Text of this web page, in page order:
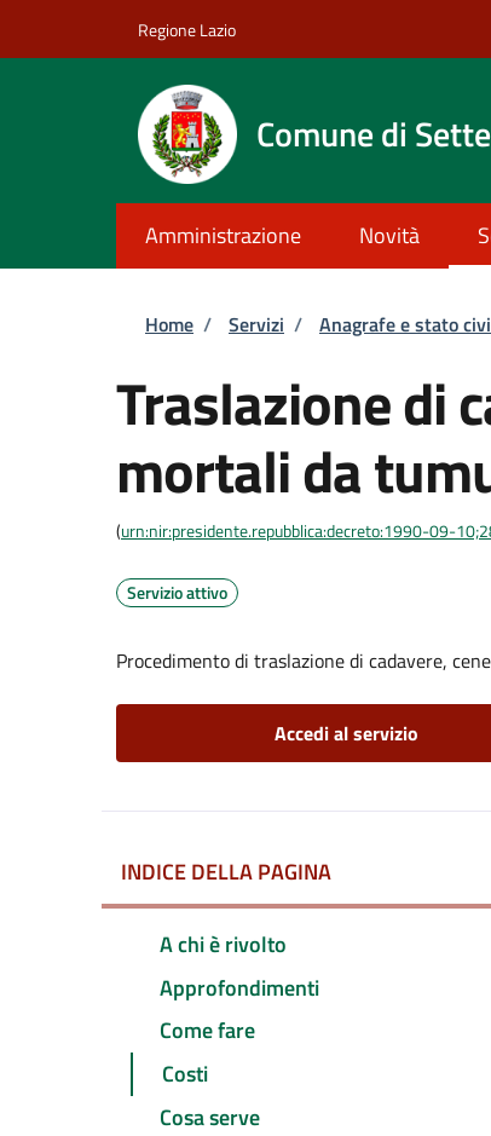
Regione Lazio
Comune di
Amministrazione Novità
Briciole di pane
Home / Servizi / Anagrafe e stato
Traslazione di
mortali da
(urn:nir:presidente.repubblica:decreto:1990-09-
Servizio attivo
Procedimento di traslazione di cadavere,
Accedi al servizio
INDICE DELLA PAGINA
A chi è rivolto
Approfondimenti
Come fare
Costi
Cosa serve